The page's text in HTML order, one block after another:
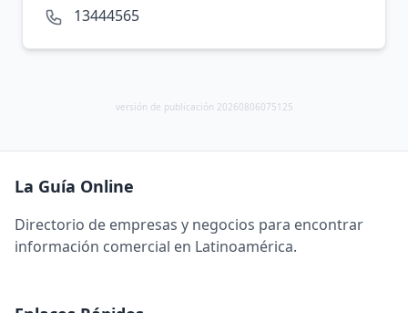
13444565
versión de publicación 20260806075125
La Guía Online
Directorio de empresas y negocios para encontrar
información comercial en Latinoamérica.